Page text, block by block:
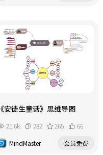
《安徒生童话》思维导图
21.6k 282 265
66
MindMaster
会员免费